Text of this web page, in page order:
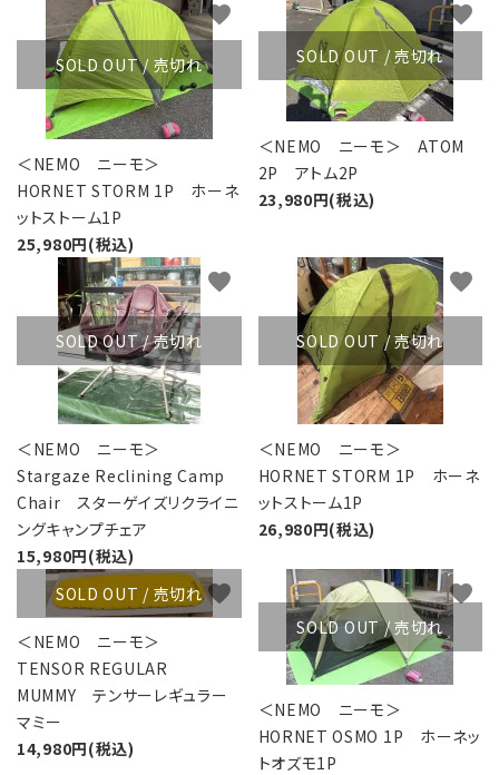
SOLD OUT / 売切れ
＜NEMO ニーモ＞
HORNET STORM 1P ホーネ
ットストーム1P
25,980円(税込)
favorite
SOLD OUT / 売切れ
＜NEMO ニーモ＞ ATOM
2P アトム2P
23,980円(税込)
favorite
SOLD OUT / 売切れ
＜NEMO ニーモ＞
Stargaze Reclining Camp
Chair スターゲイズリクライニ
ングキャンプチェア
15,980円(税込)
favorite
SOLD OUT / 売切れ
＜NEMO ニーモ＞
HORNET STORM 1P ホーネ
ットストーム1P
26,980円(税込)
favorite
SOLD OUT / 売切れ
＜NEMO ニーモ＞
TENSOR REGULAR
MUMMY テンサーレギュラー
マミー
14,980円(税込)
favorite
SOLD OUT / 売切れ
＜NEMO ニーモ＞
HORNET OSMO 1P ホーネッ
トオズモ1P
favorite